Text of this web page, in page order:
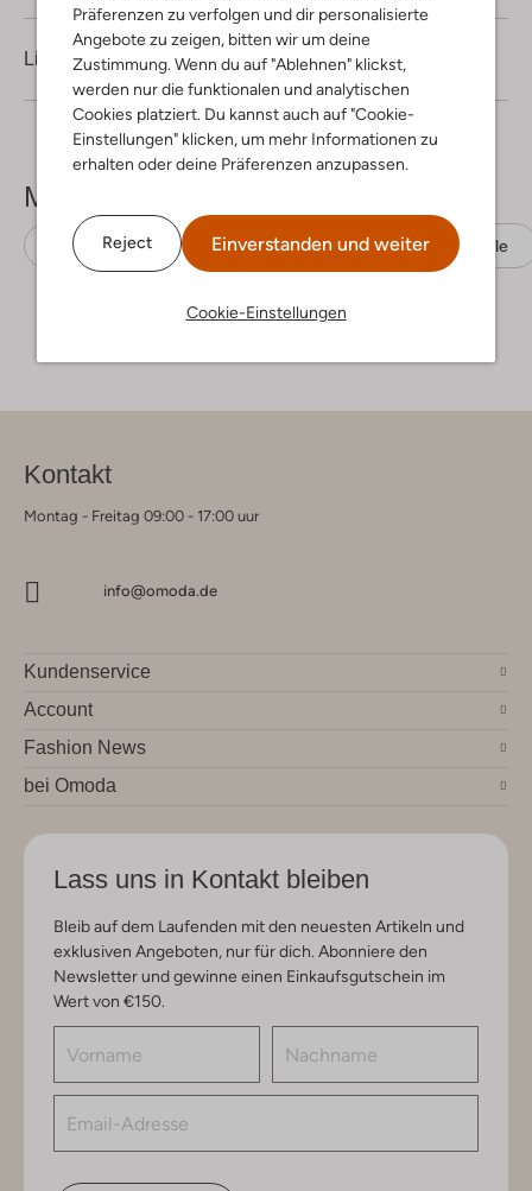
Präferenzen zu verfolgen und dir personalisierte
Angebote zu zeigen, bitten wir um deine
Zustimmung. Wenn du auf "Ablehnen" klickst,
werden nur die funktionalen und analytischen
Cookies platziert. Du kannst auch auf "Cookie-
Einstellungen" klicken, um mehr Informationen zu
erhalten oder deine Präferenzen anzupassen.
Reject Einverstanden und weiter
Cookie-Einstellungen
Lieferung & Rückgabe
Mehr sehen
Casual-Oberhemden Matinique Baumwolle
Kontakt
Montag - Freitag 09:00 - 17:00 uur
info@omoda.de
Kundenservice
Account
Fashion News
bei Omoda
Lass uns in Kontakt bleiben
Bleib auf dem Laufenden mit den neuesten Artikeln und
exklusiven Angeboten, nur für dich. Abonniere den
Newsletter und gewinne einen Einkaufsgutschein im
Wert von €150.